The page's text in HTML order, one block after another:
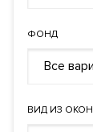
ФОНД
Все
ВИД ИЗ ОКОН